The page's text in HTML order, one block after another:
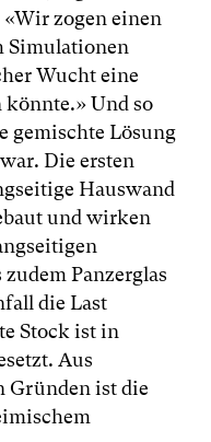
zogen einen
Simulationen
Wucht eine
könnte.» Und so
gemischte Lösung
Die ersten
Hauswand
und wirken
Panzerglas
die Last
Stock ist in
Aus
Gründen ist die